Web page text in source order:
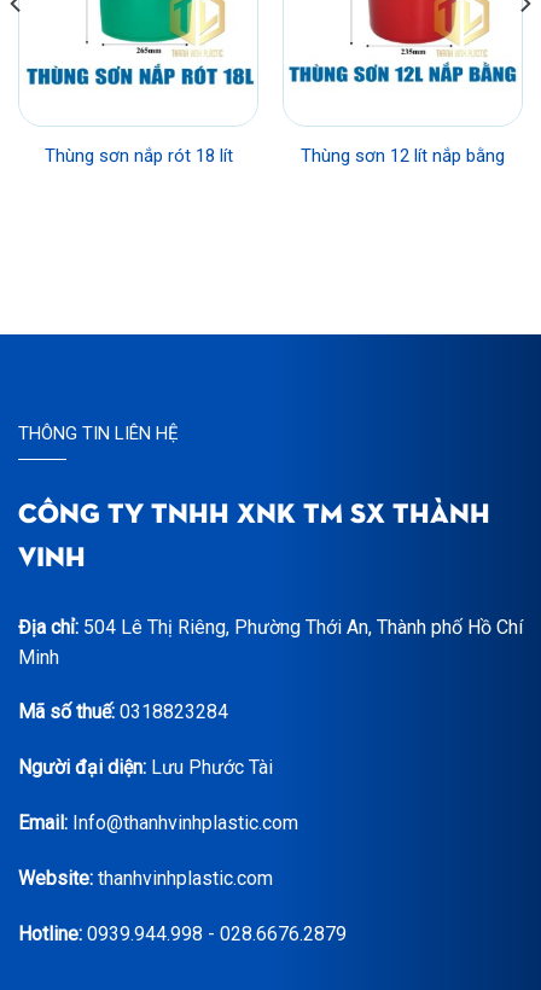
Thùng sơn nắp rót 18 lít Thùng sơn 12 lít nắp bằng
THÔNG TIN LIÊN HỆ
CÔNG TY TNHH XNK TM SX THÀNH
VINH
Địa chỉ: 504 Lê Thị Riêng, Phường Thới An, Thành phố Hồ Chí
Minh
Mã số thuế: 0318823284
Người đại diện: Lưu Phước Tài
Email: Info@thanhvinhplastic.com
Website: thanhvinhplastic.com
Hotline: 0939.944.998 - 028.6676.2879